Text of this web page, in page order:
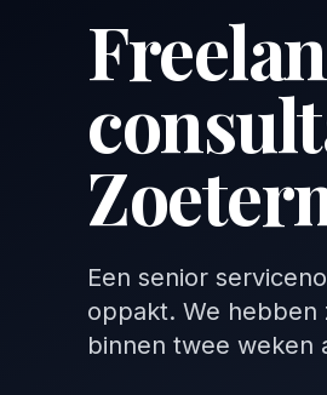
Een senior
oppakt. We hebben
binnen twee weken